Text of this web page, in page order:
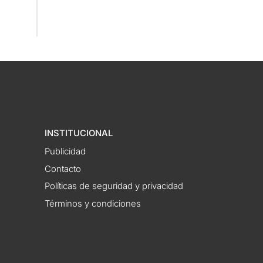
INSTITUCIONAL
Publicidad
Contacto
Políticas de seguridad y privacidad
Términos y condiciones